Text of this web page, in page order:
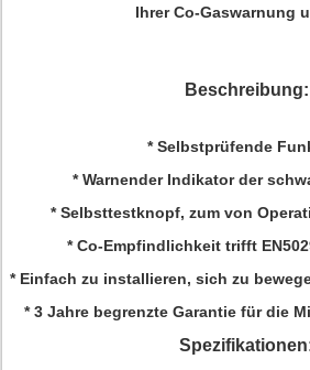
Ihrer Co-Gaswarnung
Beschreibung:
* Selbstprüfende
* Warnender Indikator der
* Selbsttestknopf, zum von
* Co-Empfindlichkeit trifft
* Einfach zu installieren, sich zu
* 3 Jahre begrenzte Garantie für die